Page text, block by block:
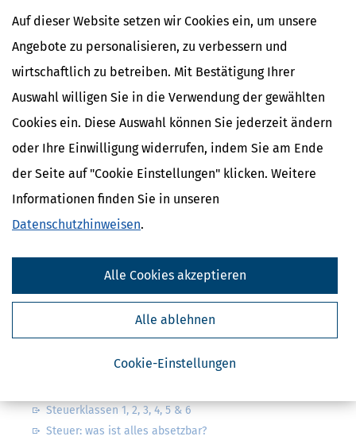
Auf dieser Website setzen wir Cookies ein, um unsere
Angebote zu personalisieren, zu verbessern und
wirtschaftlich zu betreiben. Mit Bestätigung Ihrer
Auswahl willigen Sie in die Verwendung der gewählten
Cookies ein. Diese Auswahl können Sie jederzeit ändern
oder Ihre Einwilligung widerrufen, indem Sie am Ende
der Seite auf "Cookie Einstellungen" klicken. Weitere
Informationen finden Sie in unseren
Datenschutzhinweisen.
Cookie-Einstellungen
Alle ablehnen
Alle Cookies akzeptieren
Kostenlose Steuertipps & News
Steuertipps
von Steuertipps abonnieren. Die
Meine Einwilligung kann ich jederzeit durch
Steuerklassen 1, 2, 3, 4, 5 & 6
Steuer: was ist alles absetzbar?